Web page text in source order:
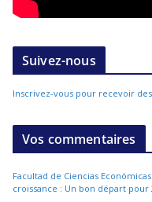
Suivez-nous
Inscrivez-vous pour recevoir
Vos commentaires
Facultad de Ciencias Económicas
croissance : Un bon départ pour